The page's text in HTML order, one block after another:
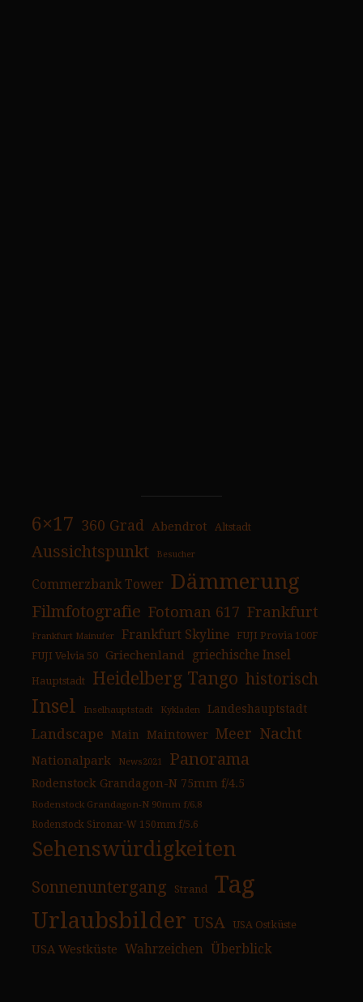
6×17 360 Grad Abendrot Altstadt
Aussichtspunkt Besucher
Commerzbank Tower Dämmerung
Filmfotografie Fotoman 617 Frankfurt
Frankfurt Mainufer Frankfurt Skyline
FUJI Provia 100F
FUJI Velvia 50
Griechenland griechische Insel
Hauptstadt Heidelberg Tango historisch
Insel Inselhauptstadt Kykladen Landeshauptstadt
Landscape Main Maintower Meer Nacht
Nationalpark News2021 Panorama
Rodenstock Grandagon-N 75mm f/4.5
Rodenstock Grandagon-N 90mm f/6.8
Rodenstock Sironar-W 150mm f/5.6
Sehenswürdigkeiten
Sonnenuntergang Strand Tag
Urlaubsbilder USA USA Ostküste
USA Westküste Wahrzeichen Überblick